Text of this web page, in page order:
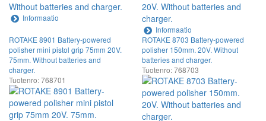
Informaatio
Informaatio
ROTAKE 8901 Battery-powered
polisher mini pistol grip 75mm 20V.
75mm. Without batteries and
charger.
Tuotenro: 768701
ROTAKE 8703 Battery-powered
polisher 150mm. 20V. Without
batteries and charger.
Tuotenro: 768703